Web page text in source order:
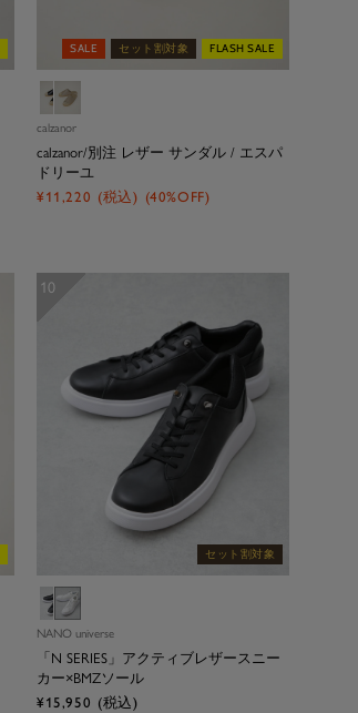
SALE セット割対象 FLASH SALE
ブ
ラ
ッ
ク
ベ
ー
ジ
ュ
calzanor
calzanor/別注 レザー サンダル / エスパ
ドリーユ
セ
格
¥11,220 (税込) (40%OFF)
10
セット割対象
ブ
ラ
ッ
ク
ホ
ワ
イ
ト
NANO universe
「N SERIES」アクティブレザースニー
カー×BMZソール
セ
¥15,950 (税込)